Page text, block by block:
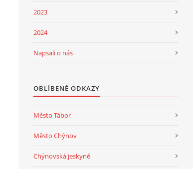
2023
2024
Napsali o nás
OBLÍBENÉ ODKAZY
Město Tábor
Město Chýnov
Chýnovská jeskyně